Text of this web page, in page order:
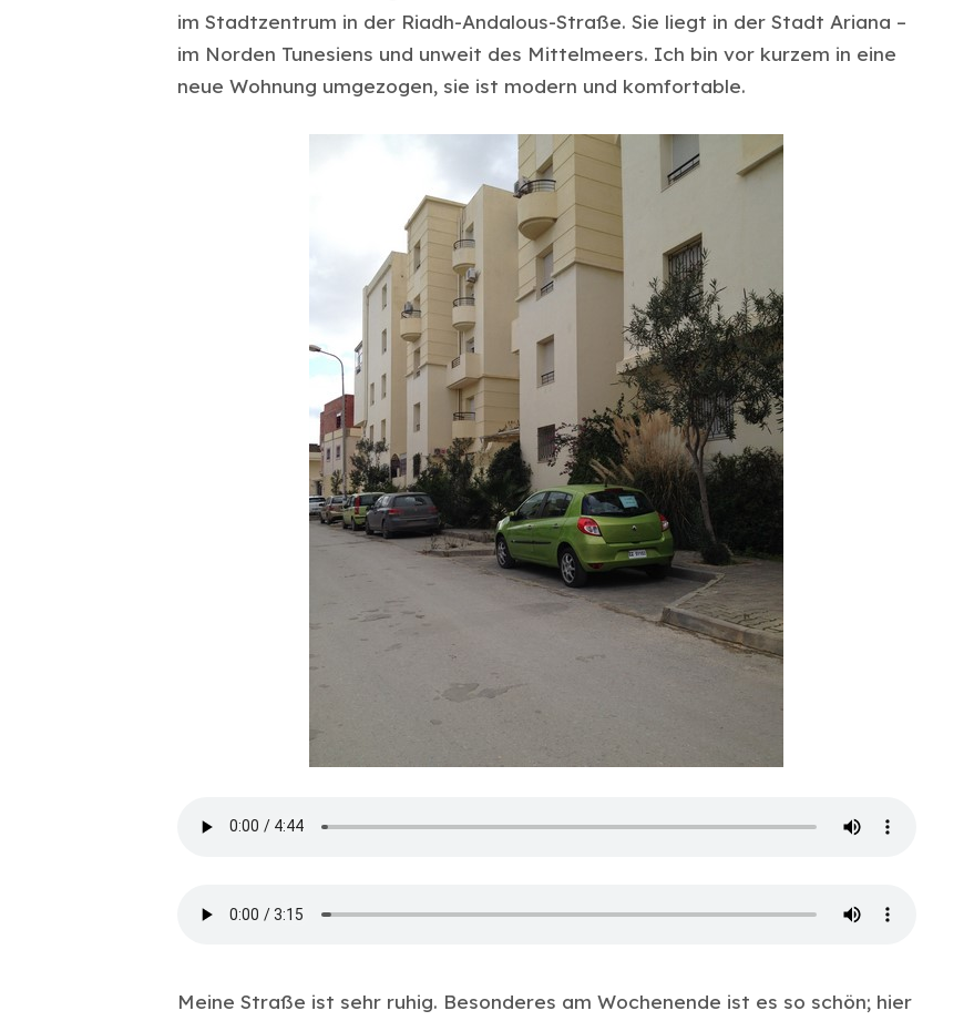
im Stadtzentrum in der Riadh-Andalous-Straße. Sie liegt in der Stadt Ariana –
im Norden Tunesiens und unweit des Mittelmeers. Ich bin vor kurzem in eine
neue Wohnung umgezogen, sie ist modern und komfortable.
Meine Straße ist sehr ruhig. Besonderes am Wochenende ist es so schön; hier